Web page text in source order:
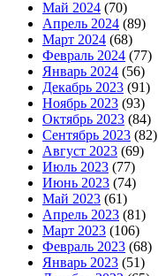
Май 2024 (70)
Апрель 2024 (89)
Март 2024 (68)
Февраль 2024 (77)
Январь 2024 (56)
Декабрь 2023 (91)
Ноябрь 2023 (93)
Октябрь 2023 (84)
Сентябрь 2023 (82)
Август 2023 (69)
Июль 2023 (77)
Июнь 2023 (74)
Май 2023 (61)
Апрель 2023 (81)
Март 2023 (106)
Февраль 2023 (68)
Январь 2023 (51)